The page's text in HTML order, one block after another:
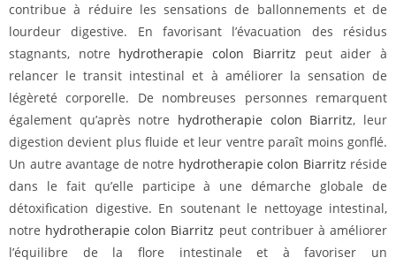
contribue à réduire les sensations de ballonnements et de
lourdeur digestive. En favorisant l’évacuation des résidus
stagnants, notre hydrotherapie colon Biarritz peut aider à
relancer le transit intestinal et à améliorer la sensation de
légèreté corporelle. De nombreuses personnes remarquent
également qu’après notre hydrotherapie colon Biarritz, leur
digestion devient plus fluide et leur ventre paraît moins gonflé.
Un autre avantage de notre hydrotherapie colon Biarritz réside
dans le fait qu’elle participe à une démarche globale de
détoxification digestive. En soutenant le nettoyage intestinal,
notre hydrotherapie colon Biarritz peut contribuer à améliorer
l’équilibre de la flore intestinale et à favoriser un